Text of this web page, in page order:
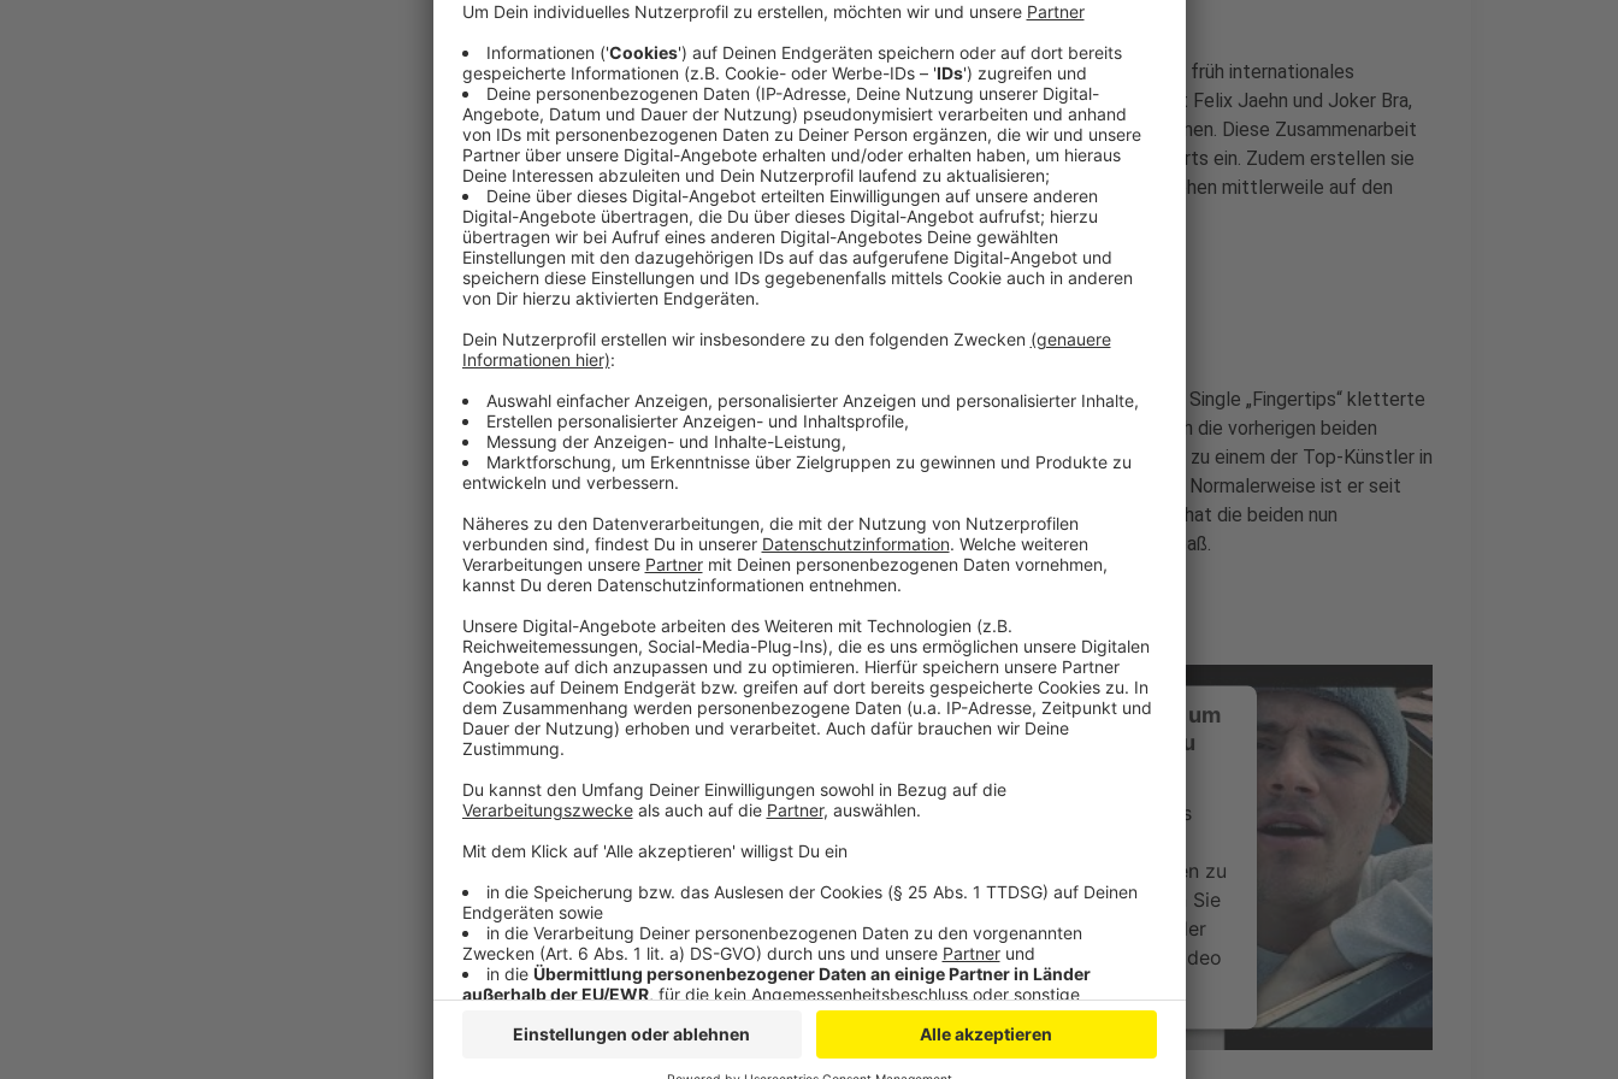
Vize erregten mit ihren Singles „Glad You Came“ und „Stars“ schon früh internationales
Aufsehen. Kurz danach arbeiteten sie mit Erfolgs-DJ & Produzent Felix Jaehn und Joker Bra,
dem Alter Ego von Deutschlands Nr. 1 Rapper Capital Bra, zusammen. Diese Zusammenarbeit
brachte ihnen sogar den ersten Platz in den Deutschen Singlecharts ein. Zudem erstellen sie
Remixes für Timmy Trumpet, Alan Walker oder Sam Feldt und stehen mittlerweile auf den
Bühnen der großen Festivals weltweit.
Die Vita von Tom Gregory kann sich ebenfalls sehen lassen. Seine Single „Fingertips“ kletterte
jüngst auf Platz 1 der offiziellen deutschen Airplaycharts und auch die vorherigen beiden
Singles erzielten starke Ergebnisse. Der 24-jährige Brite avanciert zu einem der Top-Künstler in
der Deutschen, Österreichischen und Schweizer Radiolandschaft. Normalerweise ist er seit
zwei Jahren im Sommer und Herbst ausgebucht. Das Coronavirus hat die beiden nun
zusammengebracht. Entstanden ist "Never Let Me Down". Viel Spaß.
Anzeige
Wir benötigen Ihre Zustimmung, um
den YouTube Video-Service zu
Wir verwenden einen Service eines
einzubetten. Dieser Service kann Daten zu
Ihren Aktivitäten sammeln. Bitte lesen Sie
die Details durch und stimmen Sie der
Nutzung des Service zu, um dieses Video
anzusehen.
Mehr Informationen